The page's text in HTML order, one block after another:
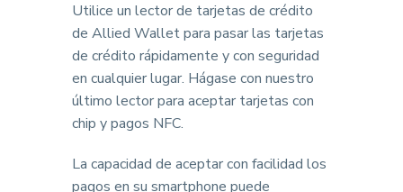
Utilice un lector de tarjetas de crédito
de Allied Wallet para pasar las tarjetas
de crédito rápidamente y con seguridad
en cualquier lugar. Hágase con nuestro
último lector para aceptar tarjetas con
chip y pagos NFC.
La capacidad de aceptar con facilidad los
pagos en su smartphone puede